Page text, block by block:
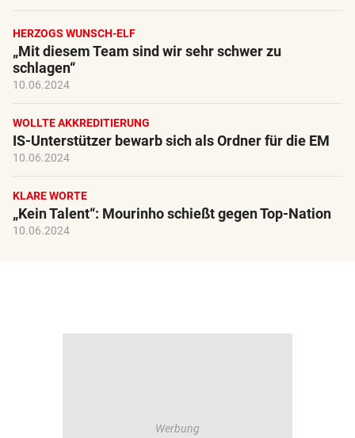
HERZOGS WUNSCH-ELF
„Mit diesem Team sind wir sehr schwer zu
schlagen“
10.06.2024
WOLLTE AKKREDITIERUNG
IS-Unterstützer bewarb sich als Ordner für die EM
10.06.2024
KLARE WORTE
„Kein Talent“: Mourinho schießt gegen Top-Nation
10.06.2024